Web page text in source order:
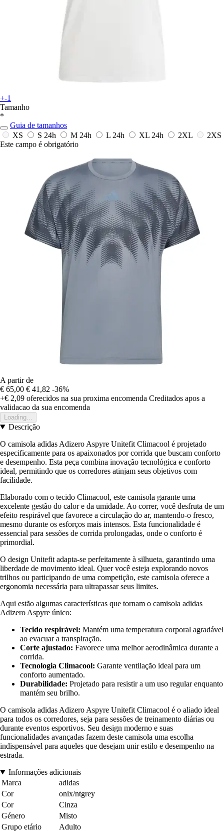
+-1
Tamanho
*
Guia de tamanhos
XS
S 24h M 24h L 24h XL 24h 2XL
2XS
Este campo é obrigatório
A partir de
€ 65,00 € 41,82 -36%
+€ 2,09 oferecidos na sua proxima encomenda Creditados apos a
validacao da sua encomenda
Loading...
Descrição
O camisola adidas Adizero Aspyre Unitefit Climacool é projetado
especificamente para os apaixonados por corrida que buscam conforto
e desempenho. Esta peça combina inovação tecnológica e conforto
ideal, permitindo que os corredores atinjam seus objetivos com
facilidade.
Elaborado com o tecido Climacool, este camisola garante uma
excelente gestão do calor e da umidade. Ao correr, você desfruta de um
efeito respirável que favorece a circulação do ar, mantendo-o fresco,
mesmo durante os esforços mais intensos. Esta funcionalidade é
essencial para sessões de corrida prolongadas, onde o conforto é
primordial.
O design Unitefit adapta-se perfeitamente à silhueta, garantindo uma
liberdade de movimento ideal. Quer você esteja explorando novos
trilhos ou participando de uma competição, este camisola oferece a
ergonomia necessária para ultrapassar seus limites.
Aqui estão algumas características que tornam o camisola adidas
Adizero Aspyre único:
Tecido respirável: Mantém uma temperatura corporal agradável
ao evacuar a transpiração.
Corte ajustado: Favorece uma melhor aerodinâmica durante a
corrida.
Tecnologia Climacool: Garante ventilação ideal para um
conforto aumentado.
Durabilidade: Projetado para resistir a um uso regular enquanto
mantém seu brilho.
O camisola adidas Adizero Aspyre Unitefit Climacool é o aliado ideal
para todos os corredores, seja para sessões de treinamento diárias ou
durante eventos esportivos. Seu design moderno e suas
funcionalidades avançadas fazem deste camisola uma escolha
indispensável para aqueles que desejam unir estilo e desempenho na
estrada.
Informações adicionais
Marca
adidas
Cor
onix/ntgrey
Cor
Cinza
Género
Misto
Grupo etário
Adulto